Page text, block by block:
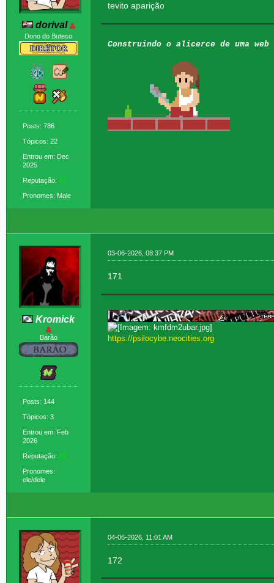
dorival
Dono do Buteco
Posts: 786
Tópicos: 22
Entrou em: Dec
2025
Reputação: 37
Pronomes: Male
tevito aparição
Construindo o alicerce de uma
Kromick
Barão
Posts: 144
Tópicos: 3
Entrou em: Feb
2026
Reputação: 12
Pronomes:
ele/dele
03-06-2026, 08:37 PM
171
https://psilocybe.neocities.org
04-06-2026, 11:01 AM
172